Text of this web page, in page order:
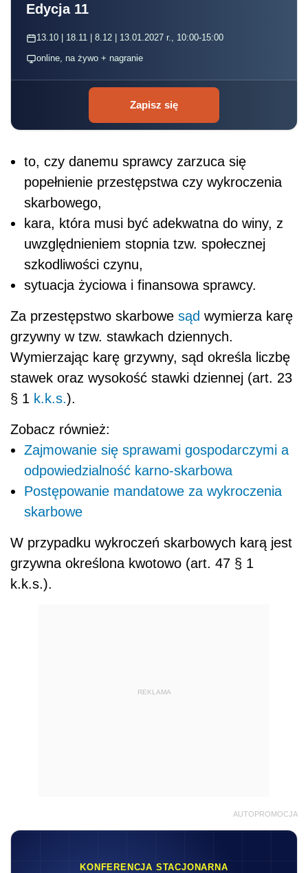
Edycja 11
13.10 | 18.11 | 8.12 | 13.01.2027 r., 10:00-15:00
online, na żywo + nagranie
Zapisz się
to, czy danemu sprawcy zarzuca się
popełnienie przestępstwa czy wykroczenia
skarbowego,
kara, która musi być adekwatna do winy, z
uwzględnieniem stopnia tzw. społecznej
szkodliwości czynu,
sytuacja życiowa i finansowa sprawcy.
Za przestępstwo skarbowe sąd wymierza karę
grzywny w tzw. stawkach dziennych.
Wymierzając karę grzywny, sąd określa liczbę
stawek oraz wysokość stawki dziennej (art. 23
§ 1 k.k.s.).
Zobacz również:
Zajmowanie się sprawami gospodarczymi a
odpowiedzialność karno-skarbowa
Postępowanie mandatowe za wykroczenia
skarbowe
W przypadku wykroczeń skarbowych karą jest
grzywna określona kwotowo (art. 47 § 1
k.k.s.).
REKLAMA
AUTOPROMOCJA
KONFERENCJA STACJONARNA